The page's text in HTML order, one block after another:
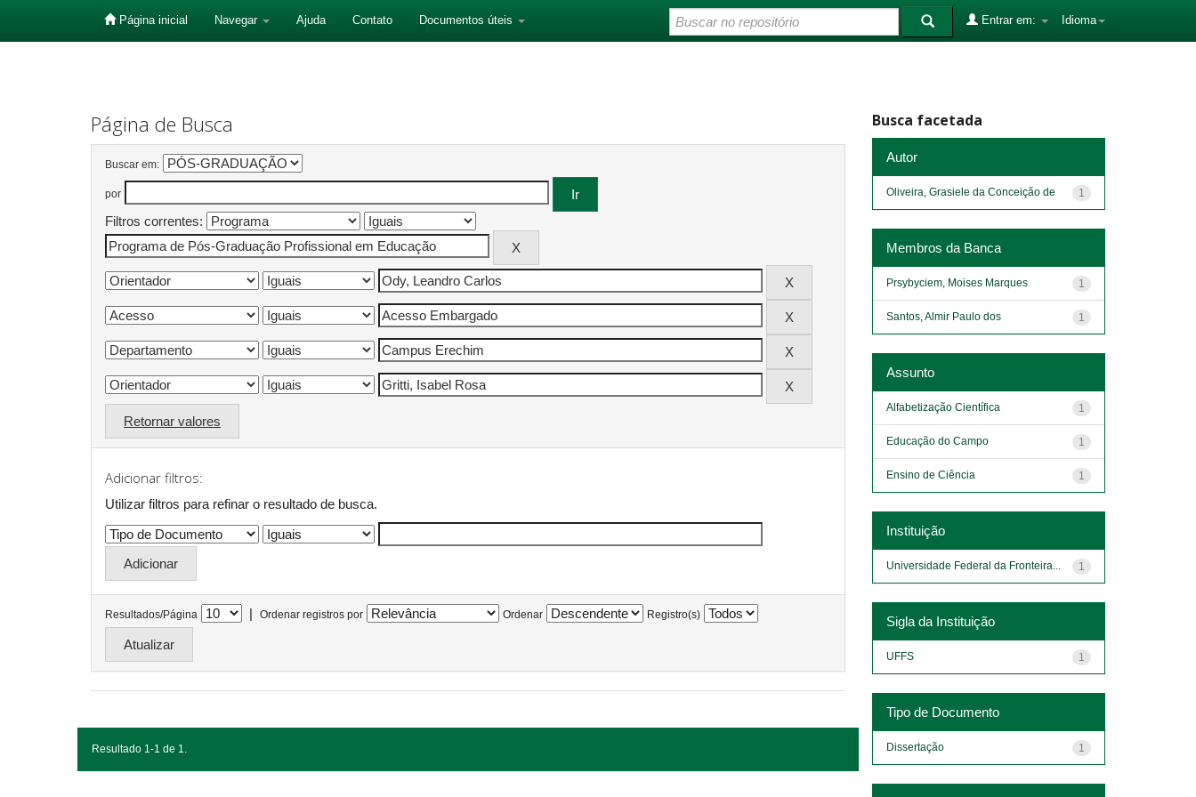
Página inicial Navegar Ajuda Contato Documentos úteis Idioma
Entrar em:
Página de Busca
Buscar em:
por
Filtros correntes:
Retornar valores
Adicionar filtros:
Utilizar filtros para refinar o resultado de busca.
Resultados/Página | Ordenar registros por Ordenar Registro(s)
Resultado 1-1 de 1.
Busca facetada
Autor
1
Oliveira, Grasiele da Conceição de
Membros da Banca
1
Prsybyciem, Moises Marques
1
Santos, Almir Paulo dos
Assunto
1
Alfabetização Científica
1
Educação do Campo
1
Ensino de Ciência
Instituição
1
Universidade Federal da Fronteira...
Sigla da Instituição
1
UFFS
Tipo de Documento
1
Dissertação